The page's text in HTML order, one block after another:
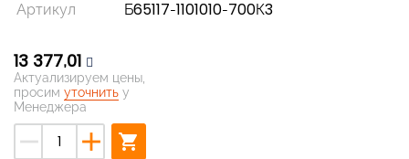
Артикул Б65117-1101010-700К3
13 377,01
Актуализируем цены,
просим уточнить у
Менеджера
remove add shopping_cart